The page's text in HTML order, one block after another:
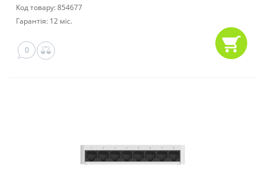
Код товару: 854677
Гарантія: 12 міс.
0